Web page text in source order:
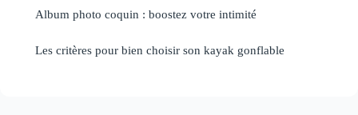
Album photo coquin : boostez votre intimité
Les critères pour bien choisir son kayak gonflable